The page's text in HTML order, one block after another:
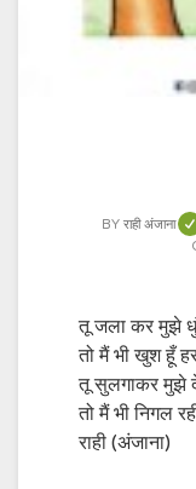
BY राही अंजाना
तू जला कर मुझे
तो मैं भी खुश हूँ
तू सुलगाकर मुझे दे
तो मैं भी निगल
राही (अंजाना)